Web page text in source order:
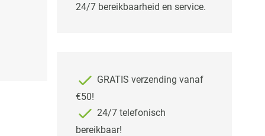
24/7 bereikbaarheid en service.
GRATIS verzending vanaf
€50!
24/7 telefonisch
bereikbaar!